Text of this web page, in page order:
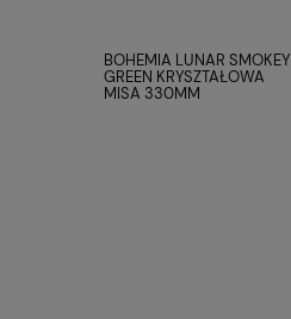
BOHEMIA LUNAR SMOKEY
GREEN KRYSZTAŁOWA
MISA 330MM